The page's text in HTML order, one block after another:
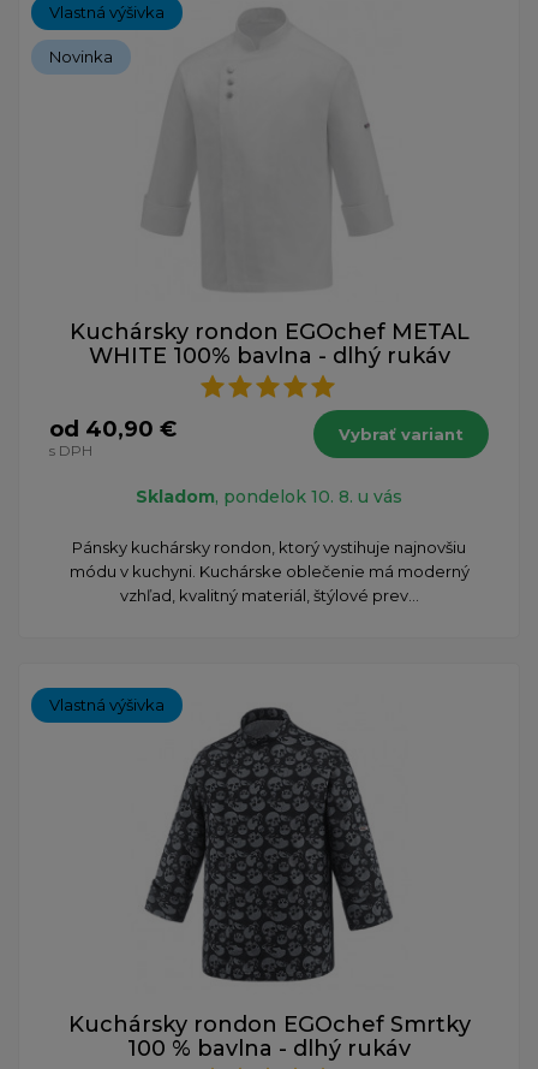
Vlastná výšivka
Novinka
Kuchársky rondon EGOchef METAL
WHITE 100% bavlna - dlhý rukáv
od 40,90 €
s DPH
Vybrať variant
Skladom, pondelok 10. 8. u vás
Pánsky kuchársky rondon, ktorý vystihuje najnovšiu
módu v kuchyni. Kuchárske oblečenie má moderný
vzhľad, kvalitný materiál, štýlové prev...
Vlastná výšivka
Kuchársky rondon EGOchef Smrtky
100 % bavlna - dlhý rukáv